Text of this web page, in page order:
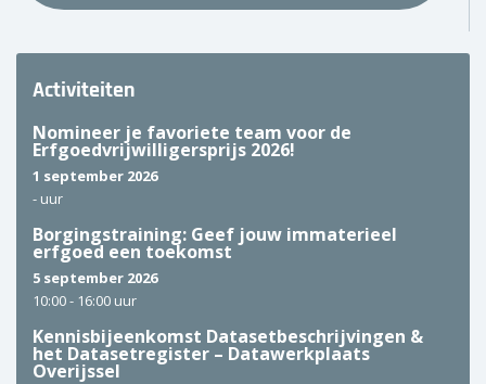
Activiteiten
Nomineer je favoriete team voor de
Erfgoedvrijwilligersprijs 2026!
1 september 2026
- uur
Borgingstraining: Geef jouw immaterieel
erfgoed een toekomst
5 september 2026
10:00 - 16:00 uur
Kennisbijeenkomst Datasetbeschrijvingen &
het Datasetregister – Datawerkplaats
Overijssel